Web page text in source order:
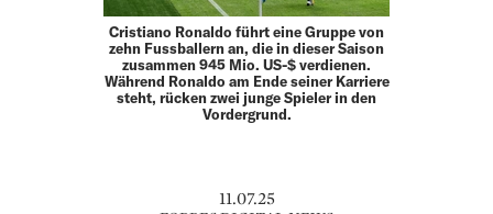
Cristiano Ronaldo führt eine Gruppe von
zehn Fussballern an, die in dieser Saison
zusammen 945 Mio. US-$ verdienen.
Während Ronaldo am Ende seiner Karriere
steht, rücken zwei junge Spieler in den
Vordergrund.
11.07.25